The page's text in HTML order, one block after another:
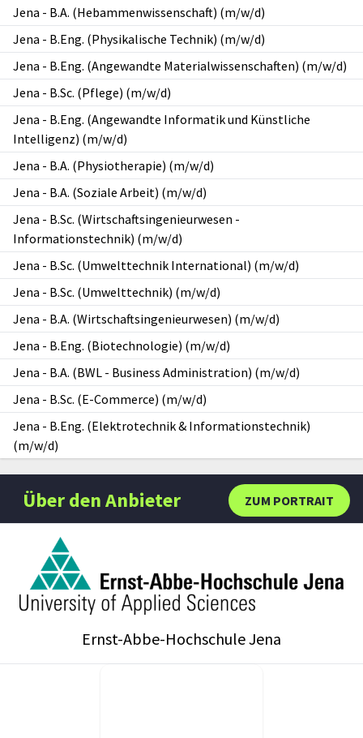
Jena - B.A. (Hebammenwissenschaft) (m/w/d)
Jena - B.Eng. (Physikalische Technik) (m/w/d)
Jena - B.Eng. (Angewandte Materialwissenschaften) (m/w/d)
Jena - B.Sc. (Pflege) (m/w/d)
Jena - B.Eng. (Angewandte Informatik und Künstliche
Intelligenz) (m/w/d)
Jena - B.A. (Physiotherapie) (m/w/d)
Jena - B.A. (Soziale Arbeit) (m/w/d)
Jena - B.Sc. (Wirtschaftsingenieurwesen -
Informationstechnik) (m/w/d)
Jena - B.Sc. (Umwelttechnik International) (m/w/d)
Jena - B.Sc. (Umwelttechnik) (m/w/d)
Jena - B.A. (Wirtschaftsingenieurwesen) (m/w/d)
Jena - B.Eng. (Biotechnologie) (m/w/d)
Jena - B.A. (BWL - Business Administration) (m/w/d)
Jena - B.Sc. (E-Commerce) (m/w/d)
Jena - B.Eng. (Elektrotechnik & Informationstechnik)
(m/w/d)
ZUM PORTRAIT
Über den Anbieter
Ernst-Abbe-Hochschule Jena